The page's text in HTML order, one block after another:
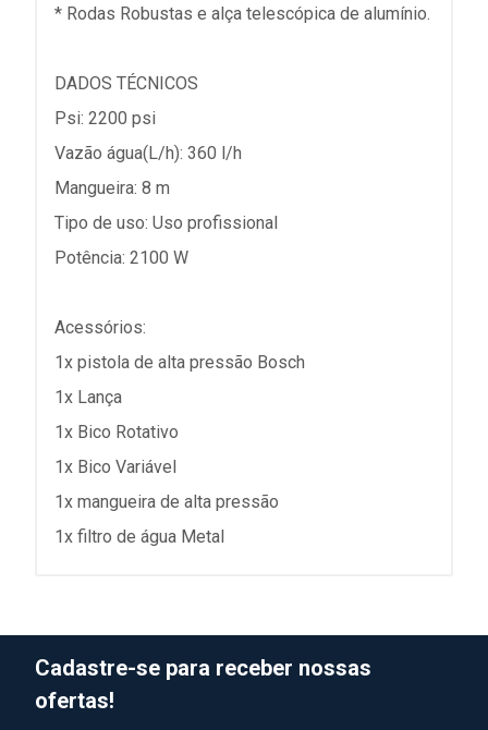
* Rodas Robustas e alça telescópica de alumínio.
DADOS TÉCNICOS
Psi: 2200 psi
Vazão água(L/h): 360 l/h
Mangueira: 8 m
Tipo de uso: Uso profissional
Potência: 2100 W
Acessórios:
1x pistola de alta pressão Bosch
1x Lança
1x Bico Rotativo
1x Bico Variável
1x mangueira de alta pressão
1x filtro de água Metal
Cadastre-se para receber nossas
ofertas!